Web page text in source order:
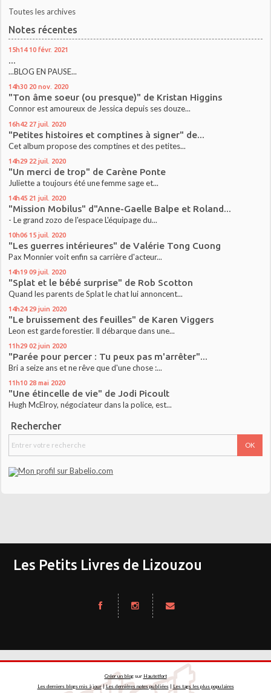
Toutes les archives
Notes récentes
15h14 10 févr. 2021
...
...BLOG EN PAUSE...
14h30 20 nov. 2020
"Ton âme soeur (ou presque)" de Kristan Higgins
Connor est amoureux de Jessica depuis ses douze...
16h42 27 juil. 2020
"Petites histoires et comptines à signer" de...
Cet album propose des comptines et des petites...
14h29 22 juil. 2020
"Un merci de trop" de Carène Ponte
Juliette a toujours été une femme sage et...
14h45 21 juil. 2020
"Mission Mobilus" d"Anne-Gaelle Balpe et Roland...
- Le grand zozo de l'espace L'équipage du...
10h06 15 juil. 2020
"Les guerres intérieures" de Valérie Tong Cuong
Pax Monnier voit enfin sa carrière d'acteur...
14h19 09 juil. 2020
"Splat et le bébé surprise" de Rob Scotton
Quand les parents de Splat le chat lui annoncent...
14h24 29 juin 2020
"Le bruissement des feuilles" de Karen Viggers
Leon est garde forestier. Il débarque dans une...
11h29 02 juin 2020
"Parée pour percer : Tu peux pas m'arrêter"...
Bri a seize ans et ne rêve que d'une chose :...
11h10 28 mai 2020
"Une étincelle de vie" de Jodi Picoult
Hugh McElroy, négociateur dans la police, est...
Rechercher
Les Petits Livres de Lizouzou
Créer un blogsur Hautetfort
Les derniers blogs mis à jour|Les dernières notes publiées| Les tags les plus populaires